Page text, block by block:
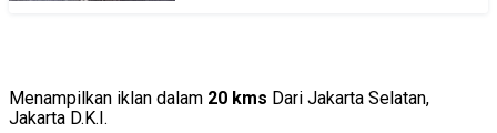
Menampilkan iklan dalam 20 kms Dari Jakarta Selatan,
Jakarta D.K.I.